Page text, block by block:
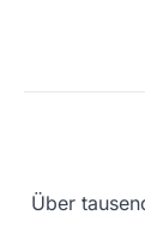
Über